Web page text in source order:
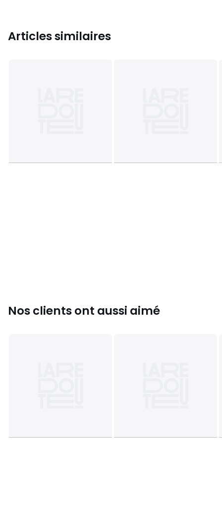
Articles similaires
Nos clients ont aussi aimé